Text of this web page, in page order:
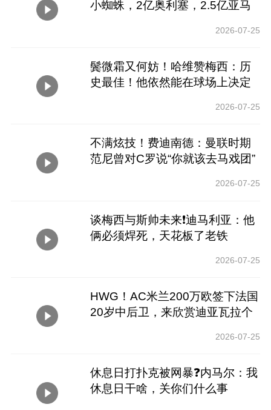
小蜘蛛，2亿奥利塞，2.5亿亚马
2026-07-25
鬓微霜又何妨！哈维赞梅西：历
史最佳！他依然能在球场上决定
2026-07-25
不满炫技！费迪南德：曼联时期
范尼曾对C罗说“你就该去马戏团”
2026-07-25
谈梅西与斯帅未来❗️迪马利亚：他
俩必须焊死，天花板了老铁
2026-07-25
HWG！AC米兰200万欧签下法国
20岁中后卫，来欣赏迪亚瓦拉个
2026-07-25
休息日打扑克被网暴❓️内马尔：我
休息日干啥，关你们什么事